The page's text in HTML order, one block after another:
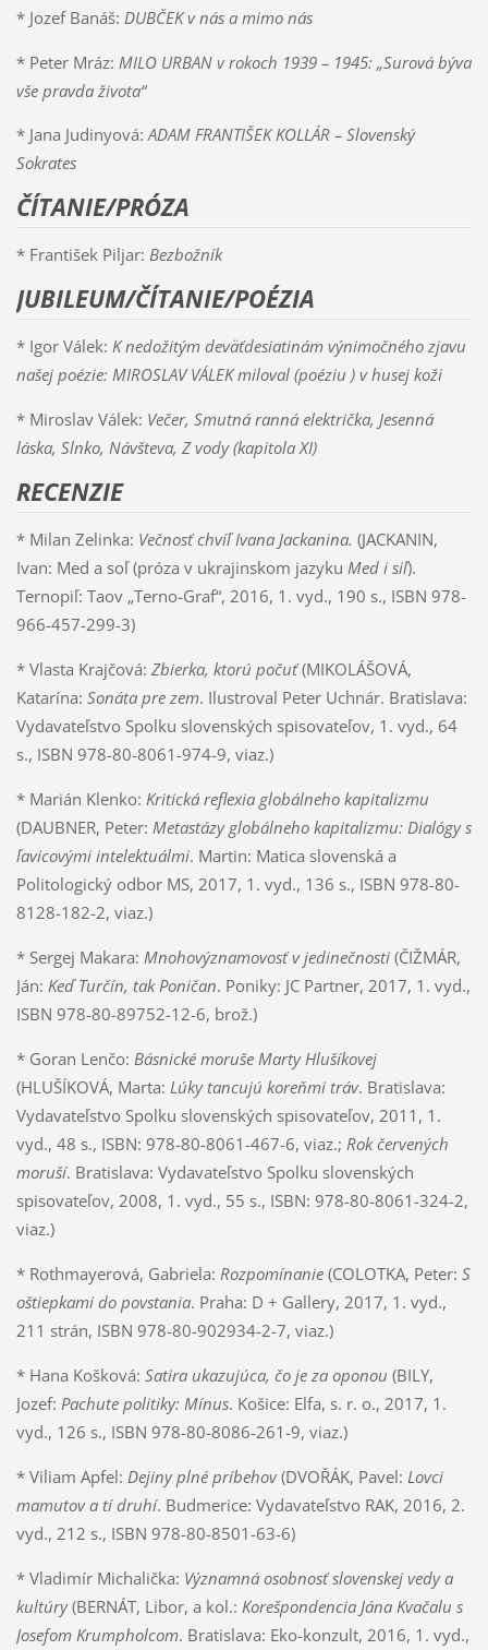
* Jozef Banáš: DUBČEKv nás a mimo nás
* Peter Mráz: MILO URBANv rokoch 1939 – 1945: „Surová býva
vše pravda života“
* Jana Judinyová:ADAM FRANTIŠEK KOLLÁR– Slovenský
Sokrates
ČÍTANIE/PRÓZA
* František Piljar: Bezbožník
JUBILEUM/ČÍTANIE/POÉZIA
* Igor Válek: K nedožitým deväťdesiatinám výnimočného zjavu
našej poézie: MIROSLAV VÁLEKmiloval (poéziu ) v husej koži
* Miroslav Válek: Večer, Smutná ranná električka, Jesenná
láska, Slnko, Návšteva, Z vody (kapitola XI)
RECENZIE
* Milan Zelinka: Večnosť chvíľ Ivana Jackanina. (JACKANIN,
Ivan: Med a soľ (próza v ukrajinskom jazyku Med i siľ).
Ternopiľ: Taov „Terno-Graf“, 2016, 1. vyd., 190 s., ISBN 978-
966-457-299-3)
* Vlasta Krajčová: Zbierka, ktorú počuť(MIKOLÁŠOVÁ,
Katarína: Sonáta pre zem. Ilustroval Peter Uchnár. Bratislava:
Vydavateľstvo Spolku slovenských spisovateľov, 1. vyd., 64
s., ISBN 978-80-8061-974-9, viaz.)
* Marián Klenko: Kritická reflexia globálneho kapitalizmu
(DAUBNER, Peter: Metastázy globálneho kapitalizmu: Dialógy s
ľavicovými intelektuálmi. Martin: Matica slovenská a
Politologický odbor MS, 2017, 1. vyd., 136 s., ISBN 978-80-
8128-182-2, viaz.)
* Sergej Makara: Mnohovýznamovosť v jedinečnosti(ČIŽMÁR,
Ján: Keď Turčín, tak Poničan. Poniky: JC Partner, 2017, 1. vyd.,
ISBN 978-80-89752-12-6, brož.)
* Goran Lenčo: Básnické moruše Marty Hlušíkovej
(HLUŠÍKOVÁ, Marta: Lúky tancujú koreňmi tráv. Bratislava:
Vydavateľstvo Spolku slovenských spisovateľov, 2011, 1.
vyd., 48 s., ISBN: 978-80-8061-467-6, viaz.; Rok červených
moruší. Bratislava: Vydavateľstvo Spolku slovenských
spisovateľov, 2008, 1. vyd., 55 s., ISBN: 978-80-8061-324-2,
viaz.)
* Rothmayerová, Gabriela: Rozpomínanie(COLOTKA, Peter: S
oštiepkami do povstania. Praha: D + Gallery, 2017, 1. vyd.,
211 strán, ISBN 978-80-902934-2-7, viaz.)
* Hana Košková: Satira ukazujúca, čo je za oponou (BILY,
Jozef: Pachute politiky: Mínus. Košice: Elfa, s. r. o., 2017, 1.
vyd., 126 s., ISBN 978-80-8086-261-9, viaz.)
* Viliam Apfel: Dejiny plné príbehov(DVOŘÁK, Pavel: Lovci
mamutov a tí druhí. Budmerice: Vydavateľstvo RAK, 2016, 2.
vyd., 212 s., ISBN 978-80-8501-63-6)
* Vladimír Michalička: Významná osobnosť slovenskej vedy a
kultúry(BERNÁT, Libor, a kol.: Korešpondencia Jána Kvačalu s
Josefom Krumpholcom. Bratislava: Eko-konzult, 2016, 1. vyd.,